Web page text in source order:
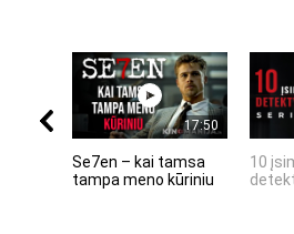
17:50
Se7en – kai tamsa
tampa meno kūriniu
10